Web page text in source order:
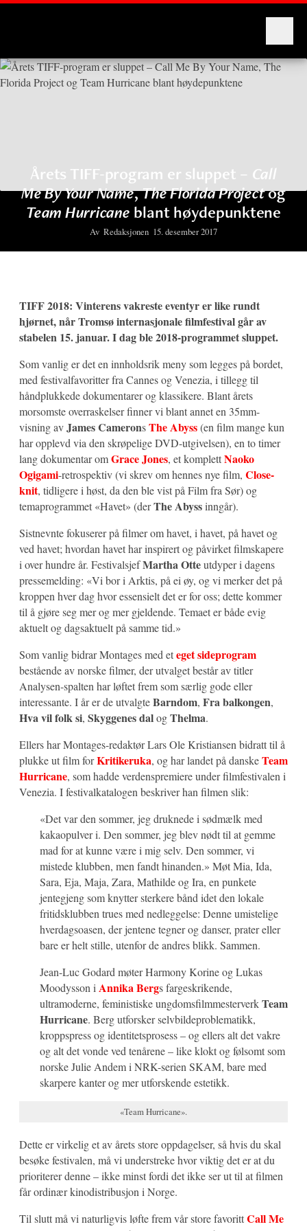
Årets TIFF-program er sluppet – Call
Me By Your Name,The Florida Projectog
Team Hurricane blant høydepunktene
Av Redaksjonen 15. desember 2017
TIFF 2018: Vinterens vakreste eventyr er like rundt
hjørnet, når Tromsø internasjonale filmfestival går av
stabelen 15. januar. I dag ble 2018-programmet sluppet.
Som vanlig er det en innholdsrik meny som legges på bordet,
med festivalfavoritter fra Cannes og Venezia, i tillegg til
håndplukkede dokumentarer og klassikere. Blant årets
morsomste overraskelser finner vi blant annet en 35mm-
visning avJames CameronsThe Abyss(en film mange kun
har opplevd via den skrøpelige DVD-utgivelsen), en to timer
lang dokumentar omGrace Jones, et komplettNaoko
Ogigami-retrospektiv (vi skrev om hennes nye film, Close-
knit, tidligere i høst, da den ble vist på Film fra Sør) og
temaprogrammet «Havet» (derThe Abyssinngår).
Sistnevnte fokuserer på filmer om havet, i havet, på havet og
ved havet; hvordan havet har inspirert og påvirket filmskapere
i over hundre år. FestivalsjefMartha Otteutdyper i dagens
pressemelding: «Vi bor i Arktis, på ei øy, og vi merker det på
kroppen hver dag hvor essensielt det er for oss; dette kommer
til å gjøre seg mer og mer gjeldende. Temaet er både evig
aktuelt og dagsaktuelt på samme tid.»
Som vanlig bidrar Montages med eteget sideprogram
bestående av norske filmer, der utvalget består av titler
Analysen-spalten har løftet frem som særlig gode eller
interessante. I år er de utvalgteBarndom, Fra balkongen,
Hva vil folk si, Skyggenes dalogThelma.
Ellers har Montages-redaktør Lars Ole Kristiansen bidratt til å
plukke ut film forKritikeruka, og har landet på danskeTeam
Hurricane, som hadde verdenspremiere under filmfestivalen i
Venezia. I festivalkatalogen beskriver han filmen slik:
«Det var den sommer, jeg druknede i sødmælk med
kakaopulver i. Den sommer, jeg blev nødt til at gemme
mad for at kunne være i mig selv. Den sommer, vi
mistede klubben, men fandt hinanden.» Møt Mia, Ida,
Sara, Eja, Maja, Zara, Mathilde og Ira, en punkete
jentegjeng som knytter sterkere bånd idet den lokale
fritidsklubben trues med nedleggelse: Denne umistelige
hverdagsoasen, der jentene tegner og danser, prater eller
bare er helt stille, utenfor de andres blikk. Sammen.
Jean-Luc Godard møter Harmony Korine og Lukas
Moodysson iAnnika Bergs fargeskrikende,
ultramoderne, feministiske ungdomsfilmmesterverkTeam
Hurricane. Berg utforsker selvbildeproblematikk,
kroppspress og identitetsprosess – og ellers alt det vakre
og alt det vonde ved tenårene – like klokt og følsomt som
norske Julie Andem i NRK-serien SKAM, bare med
skarpere kanter og mer utforskende estetikk.
«Team Hurricane».
Dette er virkelig et av årets store oppdagelser, så hvis du skal
besøke festivalen, må vi understreke hvor viktig det er at du
prioriterer denne – ikke minst fordi det ikke ser ut til at filmen
får ordinær kinodistribusjon i Norge.
Til slutt må vi naturligvis løfte frem vår store favorittCall Me